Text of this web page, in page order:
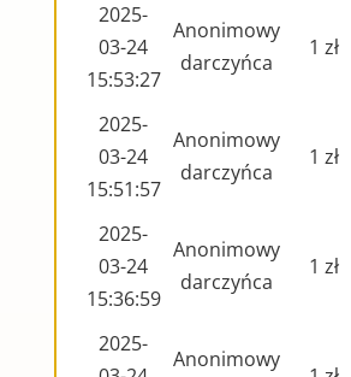
2025-
03-24
15:53:27
Anonimowy
darczyńca
1 zł
2025-
03-24
15:51:57
Anonimowy
darczyńca
1 zł
2025-
03-24
15:36:59
Anonimowy
darczyńca
1 zł
2025-
Anonimowy